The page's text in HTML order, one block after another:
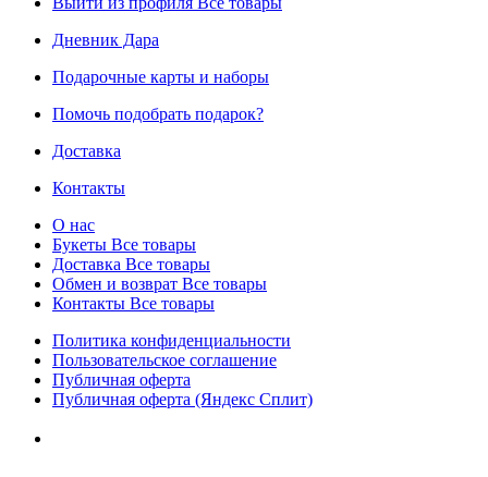
Дневник Дара
Подарочные карты и наборы
Помочь подобрать подарок?
Доставка
Контакты
О нас
Букеты Все товары
Доставка Все товары
Обмен и возврат Все товары
Контакты Все товары
Политика конфиденциальности
Пользовательское соглашение
Публичная оферта
Публичная оферта (Яндекс Сплит)